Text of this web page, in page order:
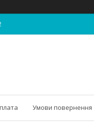
Умови повернення